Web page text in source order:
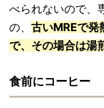
べられないので、
の、 古いMREで発
で、その場合は湯
食前にコーヒー